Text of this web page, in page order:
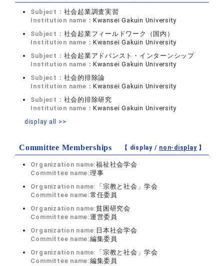
Subject： 社会起業調査実習
Institution name：Kwansei Gakuin University
Subject： 社会起業フィールドワーク（国内）
Institution name：Kwansei Gakuin University
Subject： 社会起業アドバンスト・インターンシップ
Institution name：Kwansei Gakuin University
Subject： 社会的排除論
Institution name：Kwansei Gakuin University
Subject： 社会的排除研究
Institution name：Kwansei Gakuin University
display all >>
Committee Memberships 【 display / non-display】
Organization name:福祉社会学会
Committee name:理事
Organization name: 「宗教と社会」学会
Committee name:常任委員
Organization name:貧困研究会
Committee name:運営委員
Organization name: 日本社会学会
Committee name:編集委員
Organization name: 「宗教と社会」学会
Committee name:編集委員